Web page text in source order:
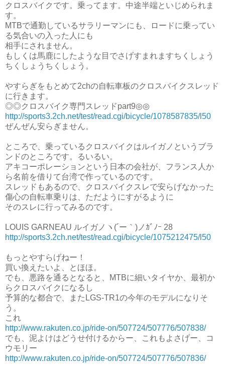
クロスバイクです。乗ってます。中途半端といじめられま
す。
MTBで通勤しているサラリーマンにも、ロードに乗ってい
る気合いの入った人にも
相手にされません。
もしくは馬鹿にしたような目でさげすまれますちくしょう
ちくしょうちくしょう。
やすらぎをもとめて2chの自転車板のクロスバイクスレッド
に行きます。
◎◎クロスバイク専門スレッドpart9◎◎
http://sports3.2ch.net/test/read.cgi/bicycle/1078587835/l50
ぜんぜん安らぎません。
ところで、乗っているクロスバイクはルイガノというブラ
ンドのところです。るいるい。
アキコーポレーションという日本の会社が、フランス人か
ら名前を借りて台湾で作っているのです。
スレッドもあるので、クロスバイクスレで安らげなかった
傷心の自転車乗りは、ただようにすがるように
そのスレに行ってみるのです。
LOUIS GARNEAU ルイガノヽ(´ー｀)ノｶﾞﾉｰ 28
http://sports3.2ch.net/test/read.cgi/bicycle/1075212475/l50
もっとやすらげねー！
買い換えたいよ、とほほ。
でも、悪路を通るとなると、MTBに細いタイヤか、最初か
らクロスバイクになるし
予算的な都合で、またLGS-TR1の今年のモデルになりそ
う。
これ
http://www.rakuten.co.jp/ride-on/507724/507776/507838/
でも、泥よけはどうせ付けるからー、これもよさげー、コ
ウモリー
http://www.rakuten.co.jp/ride-on/507724/507776/507836/